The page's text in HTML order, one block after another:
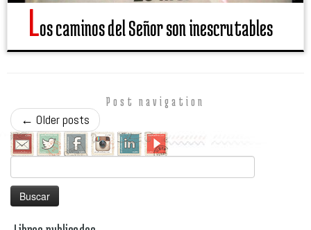
Los caminos del Señor son inescrutables
Post navigation
← Older posts